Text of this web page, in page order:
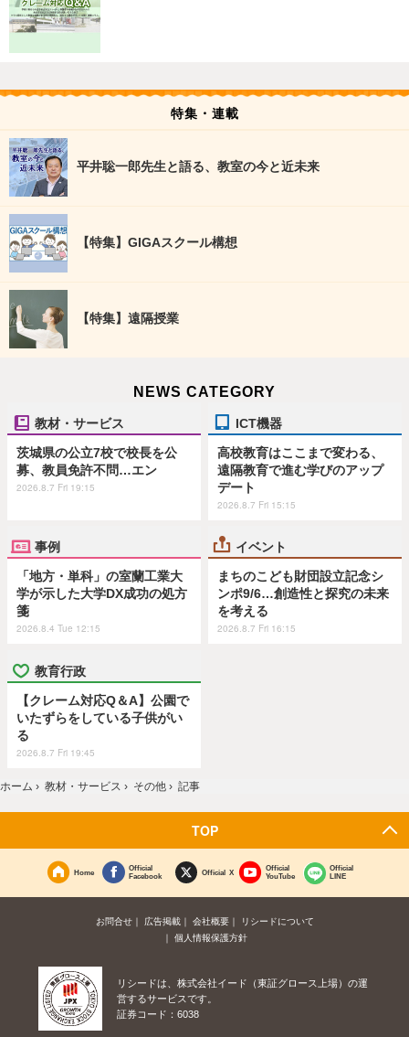
特集・連載
平井聡一郎先生と語る、教室の今と近未来
【特集】GIGAスクール構想
【特集】遠隔授業
NEWS CATEGORY
教材・サービス
茨城県の公立7校で校長を公
募、教員免許不問…エン
2026.8.7 Fri 19:15
ICT機器
高校教育はここまで変わる、
遠隔教育で進む学びのアップ
デート
2026.8.7 Fri 15:15
事例
「地方・単科」の室蘭工業大
学が示した大学DX成功の処方
箋
2026.8.4 Tue 12:15
イベント
まちのこども財団設立記念シ
ンポ9/6…創造性と探究の未来
を考える
2026.8.7 Fri 16:15
教育行政
【クレーム対応Q＆A】公園で
いたずらをしている子供がい
る
2026.8.7 Fri 19:45
ホーム › 教材・サービス › その他 › 記事
TOP
Home
Official
Facebook
Official X
Official
YouTube
Official
LINE
お問合せ 広告掲載 会社概要
リシードについて
個人情報保護方針
リシードは、株式会社イード（東証グロース上場）の運
営するサービスです。
証券コード：6038